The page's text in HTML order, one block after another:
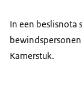
In een beslisnota
Kamerstuk.